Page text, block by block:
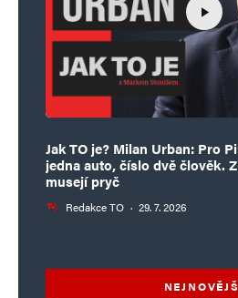
Jak TO je? Milan Urban: Pro
jedna auto, číslo dvě člověk.
musejí pryč
Redakce TO · 29. 7. 2026